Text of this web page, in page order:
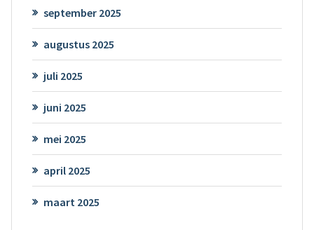
september 2025
augustus 2025
juli 2025
juni 2025
mei 2025
april 2025
maart 2025